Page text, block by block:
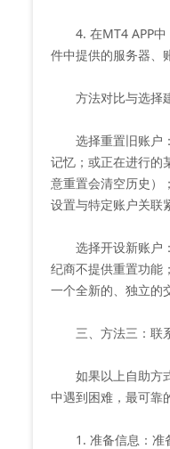
4. 在MT4 APP中
件中提供的服务器、
方法对比与选择
选择重置旧账户：
记忆；或正在进行的
意重置会清空历史）
设置与特定账户关联
选择开设新账户：
纪商不提供重置功能
一个全新的、独立的
三、方法三：联
如果以上自助方式
中遇到困难，最可靠
1. 准备信息：准